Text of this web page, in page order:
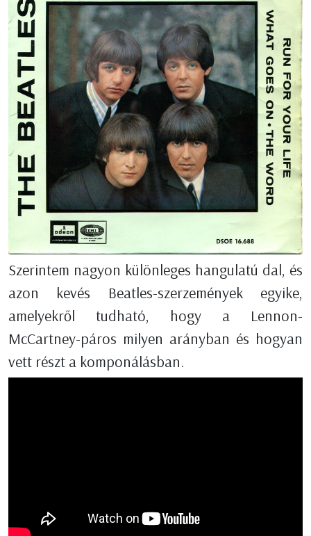
Szerintem nagyon különleges hangulatú dal, és
azon kevés Beatles-szerzemények egyike,
amelyekről tudható, hogy a Lennon-
McCartney-páros milyen arányban és hogyan
vett részt a komponálásban.